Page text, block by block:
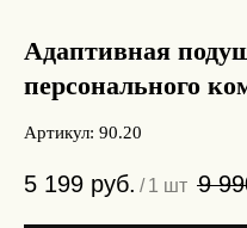
Адаптивная
персонального
Артикул: 90.20
5 199 руб. / 1 шт 9